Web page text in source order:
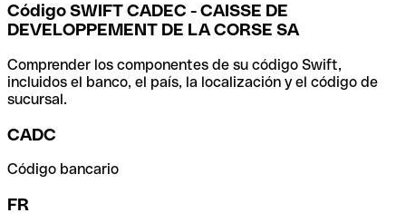
Código SWIFT CADEC - CAISSE DE
DEVELOPPEMENT DE LA CORSE SA
Comprender los componentes de su código Swift,
incluidos el banco, el país, la localización y el código de
sucursal.
CADC
Código bancario
FR